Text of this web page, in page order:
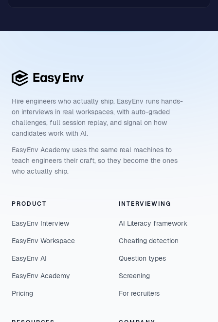
Hire engineers who actually ship. EasyEnv runs hands-
on interviews in real workspaces, with auto-graded
challenges, full session replay, and signal on how
candidates work with AI.
EasyEnv Academy uses the same real machines to
teach engineers their craft, so they become the ones
who actually ship.
PRODUCT
EasyEnv Interview
EasyEnv Workspace
EasyEnv AI
EasyEnv Academy
Pricing
INTERVIEWING
AI Literacy framework
Cheating detection
Question types
Screening
For recruiters